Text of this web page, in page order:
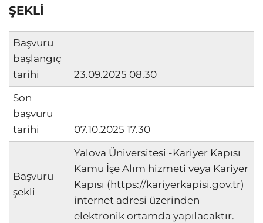
ŞEKLİ
Başvuru
başlangıç
tarihi
23.09.2025 08.30
Son
başvuru
tarihi
07.10.2025 17.30
Başvuru
şekli
Yalova Üniversitesi -Kariyer Kapısı
Kamu İşe Alım hizmeti veya Kariyer
Kapısı (https://kariyerkapisi.gov.tr)
internet adresi üzerinden
elektronik ortamda yapılacaktır.